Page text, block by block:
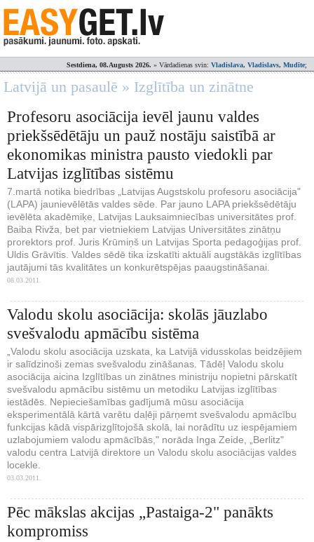
Sestdiena, 08.Augusts 2026. » Vārdadienas svin: Vladislava, Vladislavs, Mudīte;
Latvijā un pasaulē » Izglītība un zinātne
Profesoru asociācija ievēl jaunu valdes
priekšsēdētāju un pauž nostāju saistībā ar
ekonomikas ministra pausto viedokli par
Latvijas izglītības sistēmu
7.martā notika biedrības „Latvijas Augstskolu profesoru asociācija"
(LAPA) jaunievēlētās valdes sēde. Par jauno LAPA priekšsēdētāju
ievēlēta akadēmiķe, Latvijas Lauksaimniecības universitātes prof.
Baiba Rivža, bet par vietniekiem Latvijas Universitātes zinātņu
prorektors prof. Juris Krūmiņš un Latvijas Sporta pedagoģijas prof.
Uldis Grāvītis. Valdes sēdē tika izskatīti aktuāli augstākās izglītības
jautājumi tās kvalitātes un konkurētspējas paaugstināšanai.
08.03.2011.
Valodu skolu asociācija: skolās jāuzlabo
svešvalodu apmācību sistēma
„Valodu skolu asociācija uzskata, ka Latvijā vidusskolas beidzējiem
ir salīdzinoši zemas svešvalodu zināšanas. Tādēļ Valodu skolu
asociācija aicina Izglītības un zinātnes ministriju nopietni pārskatīt
svešvalodu apmācību sistēmu un metodiku Latvijas izglītības
iestādēs. Nepieciešamības gadījumā mūsu asociācija
eksperimentālā kārtā varētu daļēji pārņemt svešvalodu apmācību
funkcijas kādā vispārizglītojošā skolā, lai norādītu uz iespējamiem
uzlabojumiem valodu apmācībās," norāda Inga Zeide, „Berlitz"
valodu centra Latvijā direktore un Valodu skolu asociācijas valdes
locekle.
03.03.2011.
Pēc mākslas akcijas „Pastaiga-2" panākts
kompromiss